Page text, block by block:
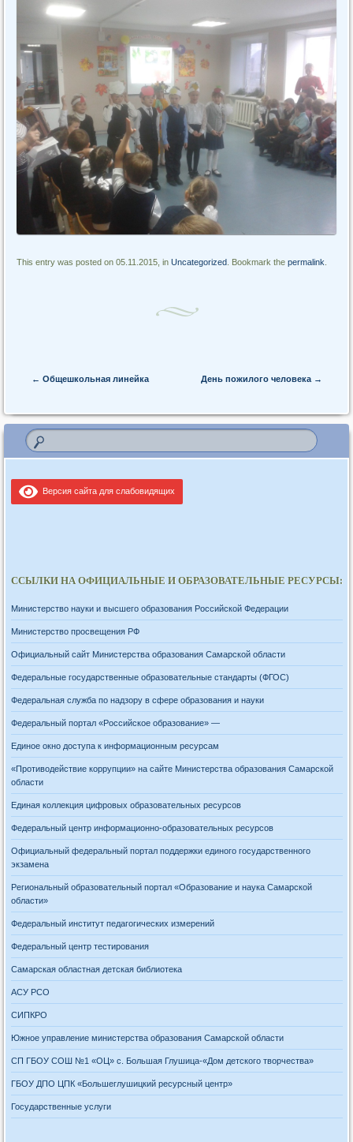
This entry was posted on 05.11.2015, inUncategorized. Bookmark thepermalink.
Post navigation
← Общешкольная линейка День пожилого человека →
Версия сайта для слабовидящих
ССЫЛКИ НА ОФИЦИАЛЬНЫЕ И ОБРАЗОВАТЕЛЬНЫЕ РЕСУРСЫ:
Министерство науки и высшего образования Российской Федерации
Министерство просвещения РФ
Официальный сайт Министерства образования Самарской области
Федеральные государственные образовательные стандарты (ФГОС)
Федеральная служба по надзору в сфере образования и науки
Федеральный портал «Российское образование» —
Единое окно доступа к информационным ресурсам
«Противодействие коррупции» на сайте Министерства образования Самарской
области
Единая коллекция цифровых образовательных ресурсов
Федеральный центр информационно-образовательных ресурсов
Официальный федеральный портал поддержки единого государственного
экзамена
Региональный образовательный портал «Образование и наука Самарской
области»
Федеральный институт педагогических измерений
Федеральный центр тестирования
Самарская областная детская библиотека
АСУ РСО
СИПКРО
Южное управление министерства образования Самарской области
СП ГБОУ СОШ №1 «ОЦ» с. Большая Глушица-«Дом детского творчества»
ГБОУ ДПО ЦПК «Большеглушицкий ресурсный центр»
Государственные услуги